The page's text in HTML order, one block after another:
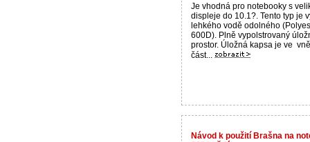
Je vhodná pro notebooky s
displeje do 10.1?. Tento typ je
lehkého vodě odolného
600D). Plně vypolstrovaný
prostor. Úložná kapsa je ve
část...
Návod k použití Brašna na